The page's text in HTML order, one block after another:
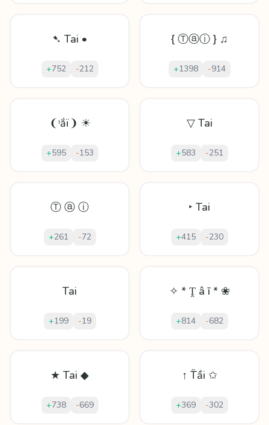
➷ Tai •
+752 -212
{ Ⓣⓐⓘ } ♫
+1398 -914
❨ᵗắï❩ ☀
+595 -153
▽ Tai
+583 -251
Ⓣ ⓐ ⓘ
+261 -72
‣ Tai
+415 -230
Tai
+199 -19
✧ * Ṱ â ī * ❀
+814 -682
★ Tai ◆
+738 -669
↑ T̈ầi ✩
+369 -302